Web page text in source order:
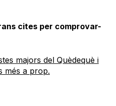
cites per comprovar-
majors del Quèdequè i
més a prop.